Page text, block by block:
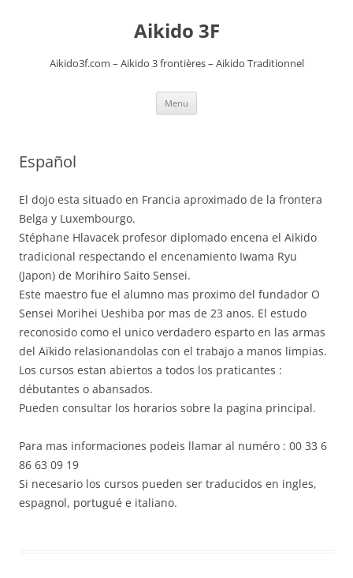
Aikido 3F
Aikido3f.com – Aikido 3 frontières – Aikido Traditionnel
Menu
Español
El dojo esta situado en Francia aproximado de la frontera
Belga y Luxembourgo.
Stéphane Hlavacek profesor diplomado encena el Aikido
tradicional respectando el encenamiento Iwama Ryu
(Japon) de Morihiro Saito Sensei.
Este maestro fue el alumno mas proximo del fundador O
Sensei Morihei Ueshiba por mas de 23 anos. El estudo
reconosido como el unico verdadero esparto en las armas
del Aïkido relasionandolas con el trabajo a manos limpias.
Los cursos estan abiertos a todos los praticantes :
débutantes o abansados.
Pueden consultar los horarios sobre la pagina principal.
Para mas informaciones podeis llamar al numéro : 00 33 6
86 63 09 19
Si necesario los cursos pueden ser traducidos en ingles,
espagnol, portugué e italiano.